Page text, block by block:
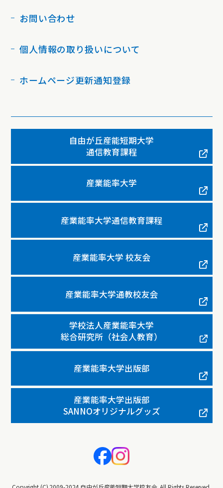
お問い合わせ
個人情報の取り扱いについて
ホームページ更新通知登録
自由が丘産能短期大学
通信教育課程
産業能率大学
産業能率大学通信教育課程
産業能率大学 校友会
産業能率大学通教校友会
学校法人産業能率大学
総合研究所（社会人教育）
産業能率大学出版部
産業能率大学出版部
SANNOオリジナルグッズ